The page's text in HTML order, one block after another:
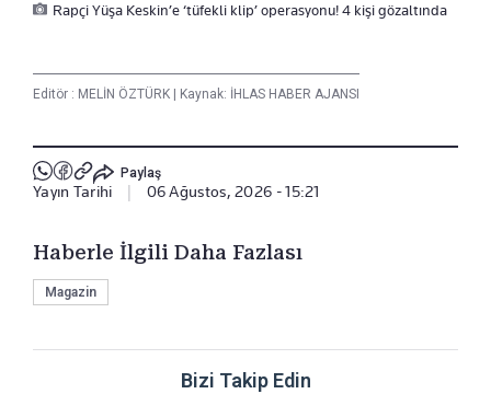
Rapçi Yüşa Keskin’e ‘tüfekli klip’ operasyonu! 4 kişi gözaltında
Editör : MELİN ÖZTÜRK Kaynak: İHLAS HABER AJANSI
Paylaş
Yayın Tarihi 06 Ağustos, 2026 - 15:21
Haberle İlgili Daha Fazlası
Magazin
Bizi Takip Edin